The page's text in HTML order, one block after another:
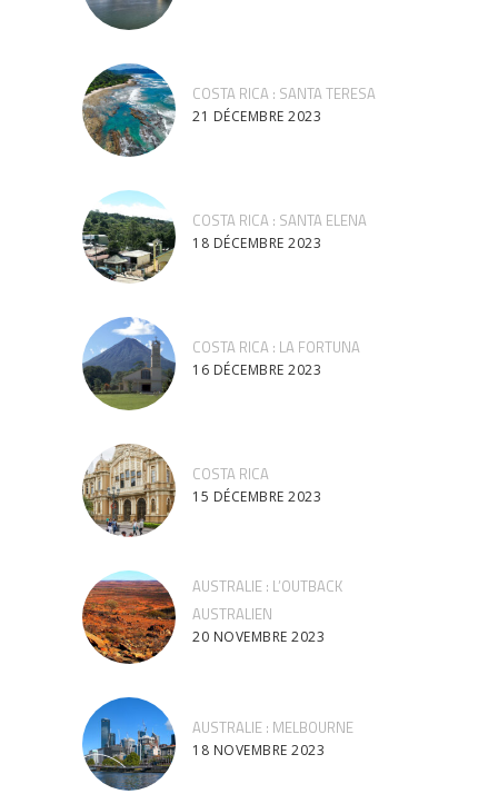
COSTA RICA : SANTA TERESA
21 DÉCEMBRE 2023
COSTA RICA : SANTA ELENA
18 DÉCEMBRE 2023
COSTA RICA : LA FORTUNA
16 DÉCEMBRE 2023
COSTA RICA
15 DÉCEMBRE 2023
AUSTRALIE : L’OUTBACK
AUSTRALIEN
20 NOVEMBRE 2023
AUSTRALIE : MELBOURNE
18 NOVEMBRE 2023